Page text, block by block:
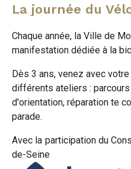
La journée du
Chaque année, la Ville de
manifestation dédiée à la
Dès 3 ans, venez avec
différents ateliers :
d'orientation, réparation te
parade.
Avec la participation du
de-Seine